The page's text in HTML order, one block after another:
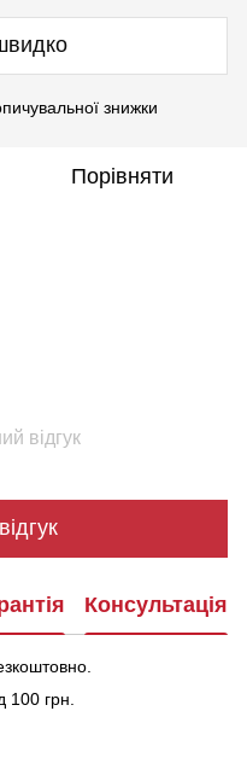
знижки
Порівняти
відгук
Консультація
грн.